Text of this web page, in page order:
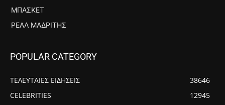
ΜΠΆΣΚΕΤ
ΡΕΆΛ ΜΑΔΡΊΤΗΣ
POPULAR CATEGORY
ΤΕΛΕΥΤΑΙΕΣ ΕΙΔΗΣΕΙΣ
38646
CELEBRITIES
12945